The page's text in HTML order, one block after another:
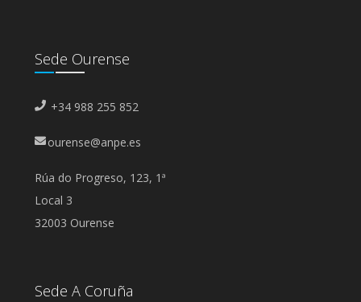
Sede Ourense
+34 988 255 852
ourense@anpe.es
Rúa do Progreso, 123, 1ª
Local 3
32003 Ourense
Sede A Coruña